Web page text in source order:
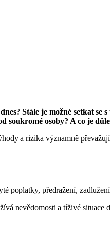
Stále je možné setkat
soukromé osoby? A co je
a rizika významně
poplatky, předražení,
nevědomosti a tíživé